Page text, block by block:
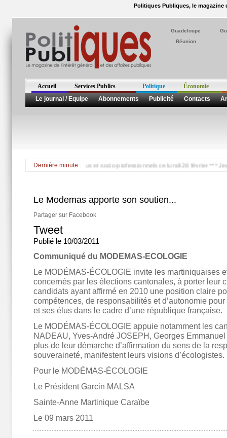
Politiques Publiques, le magazine
Guadeloupe
Réunion
Accueil Services Publics Politique
Économie
Le journal / Equipe
Abonnements Publicité Contacts
Dernière minute :
en Martinique entre élus et socio-professionnels ce lundi 28 février *** Jean-
Le Modemas apporte son soutien...
Partager sur Facebook
Tweet
Publié le 10/03/2011
Communiqué du MODEMAS-ECOLOGIE
Le MODÉMAS-ÉCOLOGIE invite les martiniquaises
concernés par les élections cantonales, à porter leur
candidats ayant affirmé en 2010 une position claire
compétences, de responsabilités et d’autonomie
et ses élus dans le cadre d’une république française.
Le MODÉMAS-ÉCOLOGIE appuie notamment les
NADEAU, Yves-André JOSEPH, Georges
plus de leur démarche d’affirmation du sens de la
souveraineté, manifestent leurs visions d’écologistes.
Pour le MODÉMAS-ÉCOLOGIE
Le Président Garcin MALSA
Sainte-Anne Martinique Caraïbe
Le 09 mars 2011